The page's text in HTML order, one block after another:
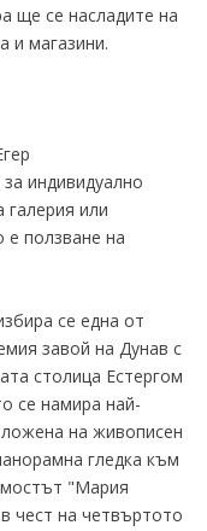
ще се насладите на
и магазини.
индивидуално
галерия или
е ползване на
се една от
завой на Дунав с
столица Естергом
се намира най-
на живописен
гледка към
мостът "Мария
чест на четвъртото